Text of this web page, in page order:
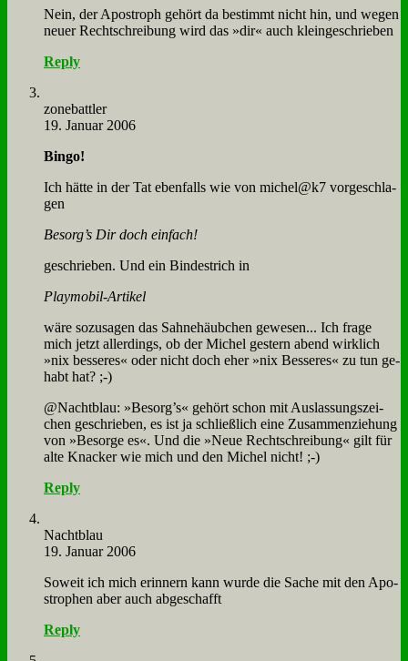
Nein, der Apo­stroph ge­hört da be­stimmt nicht hin, und we­gen
neu­er Recht­schrei­bung wird das »dir« auch klein­ge­schrie­ben
Reply
zone­batt­ler
19. Januar 2006
Bin­go!
Ich hät­te in der Tat eben­falls wie von michel@k7 vor­ge­schla­
gen
Besorg’s Dir doch ein­fach!
ge­schrie­ben. Und ein Bin­de­strich in
Play­mo­bil-Ar­ti­kel
wä­re so­zu­sa­gen das Sah­ne­häub­chen ge­we­sen... Ich fra­ge
mich jetzt al­ler­dings, ob der Mi­chel ge­stern abend wirk­lich
»nix bes­se­res« oder nicht doch eher »nix Bes­se­res« zu tun ge­
habt hat? ;-)
@Nachtblau: »Besorg’s« ge­hört schon mit Aus­las­sungs­zei­
chen ge­schrie­ben, es ist ja schließ­lich ei­ne Zu­sam­men­zie­hung
von »Be­sor­ge es«. Und die »Neue Recht­schrei­bung« gilt für
al­te Knacker wie mich und den Mi­chel nicht! ;-)
Reply
Nacht­blau
19. Januar 2006
So­weit ich mich er­in­nern kann wur­de die Sa­che mit den Apo­
stro­phen aber auch ab­ge­schafft
Reply